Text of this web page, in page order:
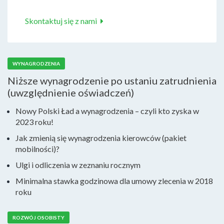
Skontaktuj się z nami
WYNAGRODZENIA
Niższe wynagrodzenie po ustaniu zatrudnienia
(uwzględnienie oświadczeń)
Nowy Polski Ład a wynagrodzenia – czyli kto zyska w
2023 roku!
Jak zmienią się wynagrodzenia kierowców (pakiet
mobilności)?
Ulgi i odliczenia w zeznaniu rocznym
Minimalna stawka godzinowa dla umowy zlecenia w 2018
roku
ROZWÓJ OSOBISTY